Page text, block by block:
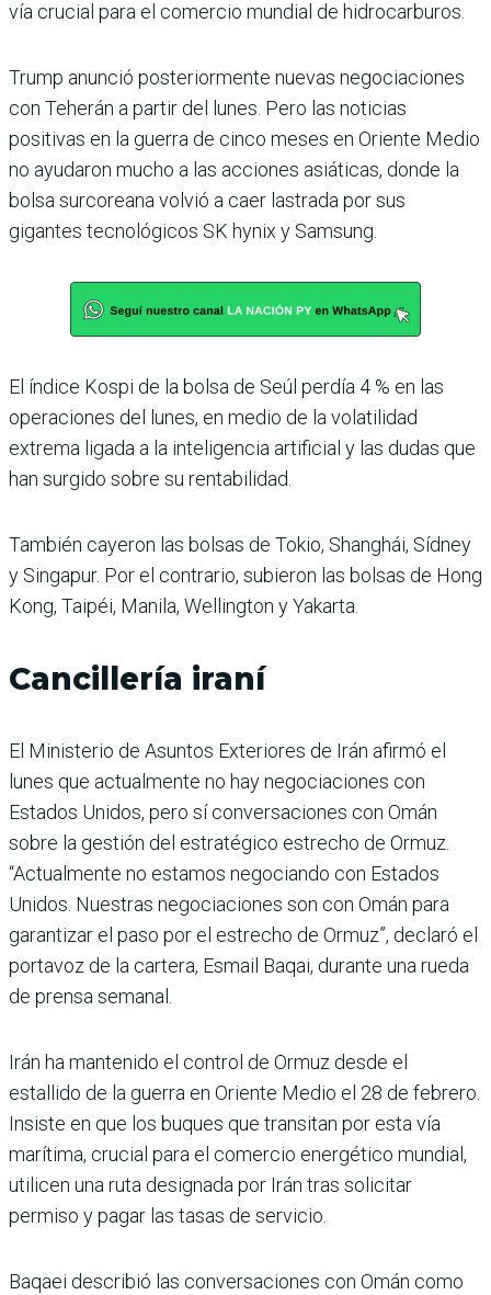
vía crucial para el comercio mundial de hidrocarburos.
Trump anunció posteriormente nuevas negociaciones
con Teherán a partir del lunes. Pero las noticias
positivas en la guerra de cinco meses en Oriente Medio
no ayudaron mucho a las acciones asiáticas, donde la
bolsa surcoreana volvió a caer lastrada por sus
gigantes tecnológicos SK hynix y Samsung.
El índice Kospi de la bolsa de Seúl perdía 4 % en las
operaciones del lunes, en medio de la volatilidad
extrema ligada a la inteligencia artificial y las dudas que
han surgido sobre su rentabilidad.
También cayeron las bolsas de Tokio, Shanghái, Sídney
y Singapur. Por el contrario, subieron las bolsas de Hong
Kong, Taipéi, Manila, Wellington y Yakarta.
Cancillería iraní
El Ministerio de Asuntos Exteriores de Irán afirmó el
lunes que actualmente no hay negociaciones con
Estados Unidos, pero sí conversaciones con Omán
sobre la gestión del estratégico estrecho de Ormuz.
“Actualmente no estamos negociando con Estados
Unidos. Nuestras negociaciones son con Omán para
garantizar el paso por el estrecho de Ormuz”, declaró el
portavoz de la cartera, Esmail Baqai, durante una rueda
de prensa semanal.
Irán ha mantenido el control de Ormuz desde el
estallido de la guerra en Oriente Medio el 28 de febrero.
Insiste en que los buques que transitan por esta vía
marítima, crucial para el comercio energético mundial,
utilicen una ruta designada por Irán tras solicitar
permiso y pagar las tasas de servicio.
Baqaei describió las conversaciones con Omán como